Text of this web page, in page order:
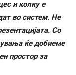
и колку е
во систем. Не
Со
ќе добиеме
простор за